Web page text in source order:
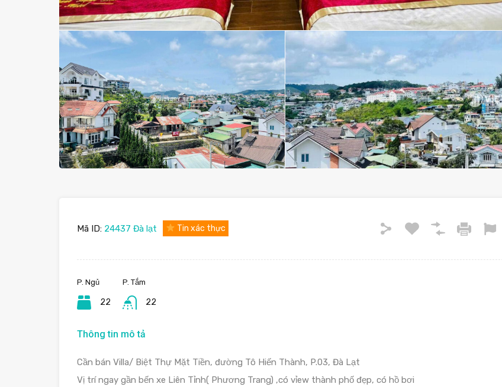
Mã ID: 24437 Đà lạt Tin xác thực
P. Ngủ
22
P. Tắm
22
Thông tin mô tả
Cần bán Villa/ Biệt Thự Mặt Tiền, đường Tô Hiến Thành, P.03, Đà Lạt
Vị trí ngay gần bến xe Liên Tỉnh( Phương Trang) ,có vỉew thành phố đẹp, có hồ bơi